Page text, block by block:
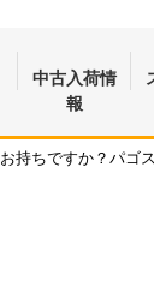
中古入荷情
報
お持ちですか？パゴ